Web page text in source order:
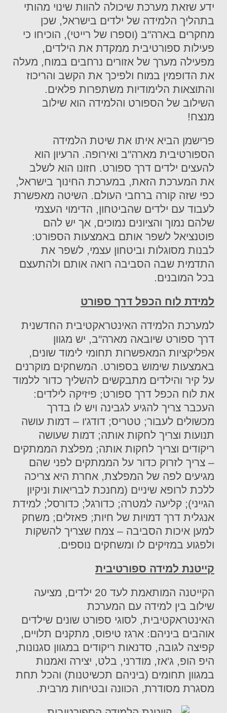
ידע שזאת מערכת שיכולה להוות שינוי מהותי
בתהליך הלמידה של ילדים בישראל, שכן
מחקרים בארה"ב (וספרו של רייטי), הוכיחו כי
פעילות ספורטיבית ממקדת את הילדים,
מפעילה מערך של אזורים נרחבים במוח, מעלה
את הדופמין במוח ולפיכך את הקשב והריכוז
והתוצאות הלימודיות משתפרות פלאים.
השילוב של הספורט והלמידה הוא שילוב
מנצח!
פרישמן הביא איתו את שיטת הלמידה
הספורטיבית מארה"ב ואירופה. הרעיון הוא
להעצים ילדים דרך ספורט. חזונו הוא לשלב
את המערכת הזאת, במערכת החינוך בישראל,
כפי שזה קורה ברחבי העולם. השיטה מאפשרת
לעבוד עם ילדים שהביטחון, הדימוי העצמי
שלהם נמוך והציונים נמוכים, אך יש להם
פוטנציאל לשפר אותם באמצעות הספורט:
לבנות מסוגלות וביטחון עצמי, לשפר את
התדמית שבה הסביבה רואה אותם ולהתעצם
בכל המובנים.
למידת לוח הכפל דרך ספורט
למערכת הלמידה האינטראקטיבית החדשנית
דרך ספורט שיובאה מארה"ב, יש מגוון
אפליקציות המאפשרות תחומי לימוד שונים,
באמצעות שימוש בספורט. המשחקים מוקרנים
על קיר והילדים מתבקשים להשליך כדור ללמוד
את לוח הכפל דרך ספורט; פיזיקה לילדים:
העכבר צריך להגיע לגבינה ויש לו בדרך
מכשולים לעבור; טטריס; דודג'ו – דמות עושה
תנועות וצריך לחקות אותה; דמות שעושה
ריקודים וצריך לחקות אותה; מפלצת הממתקים
– צריך לזרוק כדור על הממתקים לפני שהם
מגיעים לפה של המפלצת, אחרת היא צריכה
ללכת לרופא שיניים (מחנכת לבריאות וניקיון
הגייני); קליעה למטרה; כדורגל; כדורסל; למידת
אנגלית דרך דמויות של חיות; פאזלים; משחק
למען איכות הסביבה – צמח שצריך להשקות
ולפגוע במזיקים לו ומשחקים נוספים.
קייטנת למידה ספורטיבית
הקייטנה המותאמת לעד 20 ילדים, מציעה
שילוב בין למידה עם המערכת
האינטראקטיבית, לסוגי ספורט שונים שילדים
אוהבים ביניהם: ארגז טיפוס, מתקנים תלויים,
קפיצה לגובה, סדנאות ריקודים במגוון סגנונות,
היפ הופ, ג'אז, מודרני, בלט, יצירה ואמנות
במגוון תחומים (ביניהם תכשיטנות) והכל תחת
מסגרת מסודרת, הכוונה ובטיחות מרבית.